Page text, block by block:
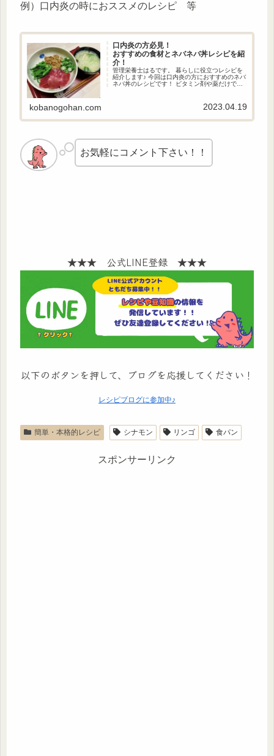
例）口内炎の時におススメのレシピ 等
口内炎の方必見！
おすすめの食材とネバネバ丼レシピを紹
介！
管理栄養士はるです。 暮らしに役立つレシピを
紹介します♪ 今回は口内炎の方におすすめのネバ
ネバ丼のレシピです！ ビタミン剤や薬だけで対
kobanogohan.com 2023.04.19
お気軽にコメント下さい！！
★★★ 公式LINE登録 ★★★
以下のボタンを押して、ブログを応援してください！
レシピブログに参加中♪
簡単・本格的レシピ シナモン リンゴ 食パン
スポンサーリンク